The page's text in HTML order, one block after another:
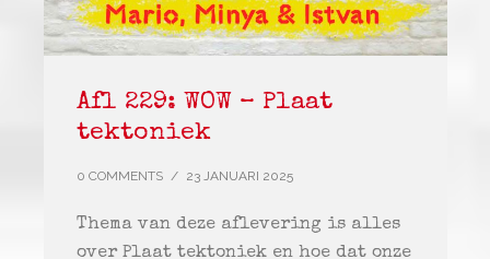
Afl 229: WOW – Plaat
tektoniek
0 COMMENTS / 23 JANUARI 2025
Thema van deze aflevering is alles
over Plaat tektoniek en hoe dat onze